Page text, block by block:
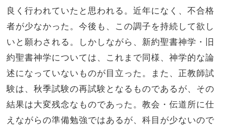
良く行われていたと思われる。近年になく、不合格
者が少なかった。今後も、この調子を持続して欲し
いと願わされる。しかしながら、新約聖書神学・旧
約聖書神学については、これまで同様、神学的な論
述になっていないものが目立った。また、正教師試
験は、秋季試験の再試験となるものであるが、その
結果は大変残念なものであった。教会・伝道所に仕
えながらの準備勉強ではあるが、科目が少ないので